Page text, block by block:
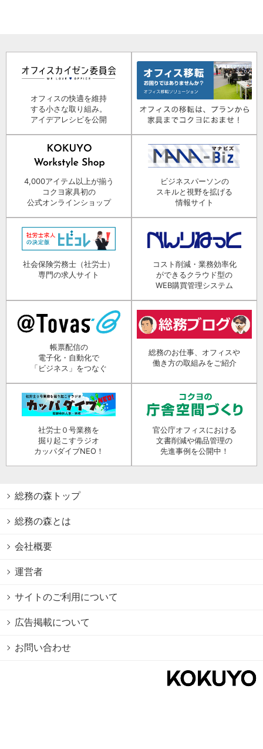
オフィスの快適を維持
する小さな取り組み。
アイデアレシピを公開
4,000アイテム以上が揃う
コクヨ家具初の
公式オンラインショップ
ビジネスパーソンの
スキルと視野を拡げる
情報サイト
社会保険労務士（社労士）
専門の求人サイト
コスト削減・業務効率化
ができるクラウド型の
WEB購買管理システム
帳票配信の
電子化・自動化で
「ビジネス」をつなぐ
総務のお仕事、オフィスや
働き方の取組みをご紹介
社労士０号業務を
掘り起こすラジオ
カッパダイブNEO！
官公庁オフィスにおける
文書削減や備品管理の
先進事例を公開中！
総務の森トップ
総務の森とは
会社概要
運営者
サイトのご利用について
広告掲載について
お問い合わせ